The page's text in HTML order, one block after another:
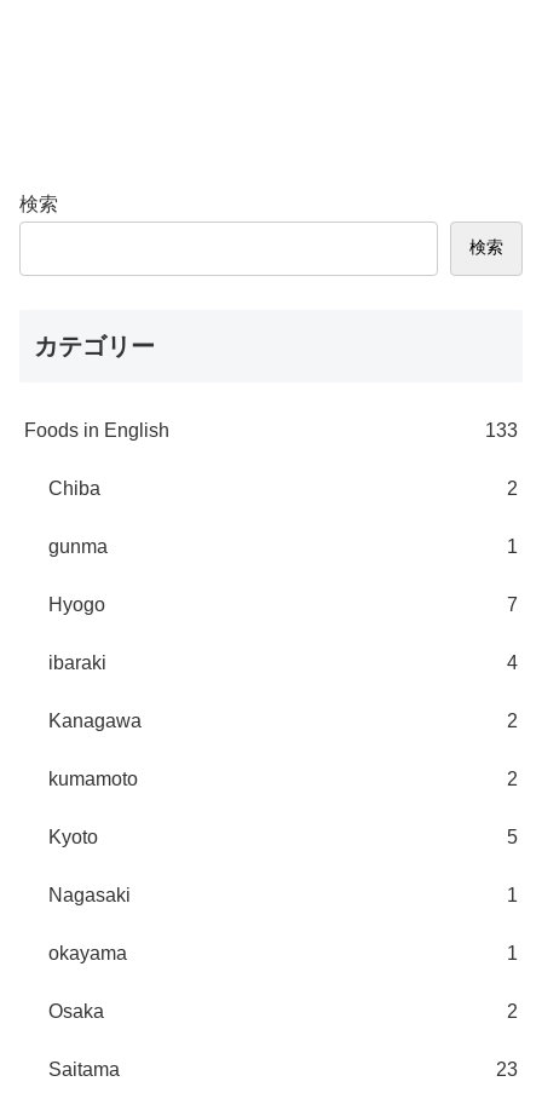
検索
検索
カテゴリー
Foods in English 133
Chiba 2
gunma 1
Hyogo 7
ibaraki 4
Kanagawa 2
kumamoto 2
Kyoto 5
Nagasaki 1
okayama 1
Osaka 2
Saitama 23